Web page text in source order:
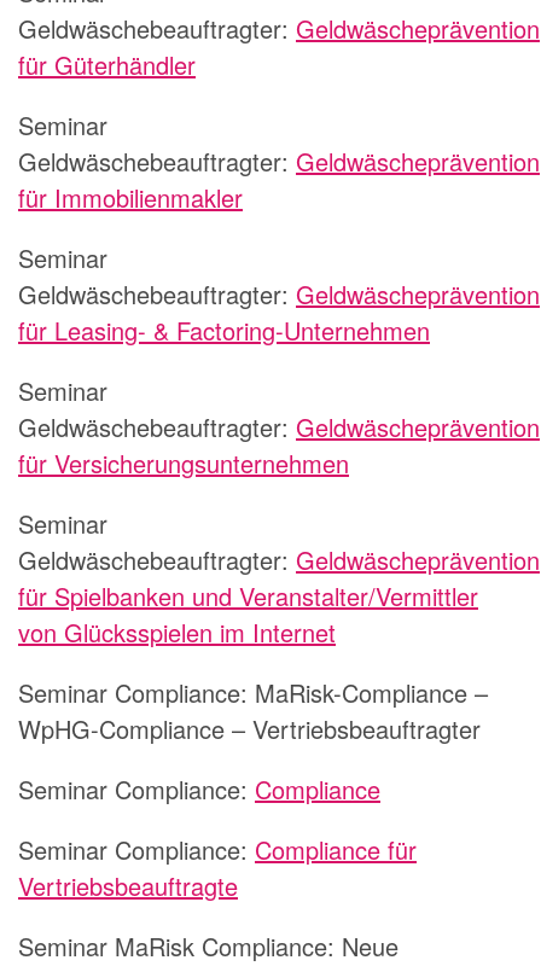
Geldwäschebeauftragter: Geldwäscheprävention
für Güterhändler
Seminar
Geldwäschebeauftragter: Geldwäscheprävention
für Immobilienmakler
Seminar
Geldwäschebeauftragter: Geldwäscheprävention
für Leasing- & Factoring-Unternehmen
Seminar
Geldwäschebeauftragter: Geldwäscheprävention
für Versicherungsunternehmen
Seminar
Geldwäschebeauftragter: Geldwäscheprävention
für Spielbanken und Veranstalter/Vermittler
von Glücksspielen im Internet
Seminar Compliance: MaRisk-Compliance –
WpHG-Compliance – Vertriebsbeauftragter
Seminar Compliance: Compliance
Seminar Compliance: Compliance für
Vertriebsbeauftragte
Seminar MaRisk Compliance: Neue